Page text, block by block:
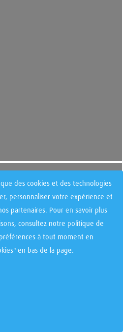
des cookies et des technologies
personnaliser votre expérience et
partenaires. Pour en savoir plus
consultez notre politique de
à tout moment en
en bas de la page.